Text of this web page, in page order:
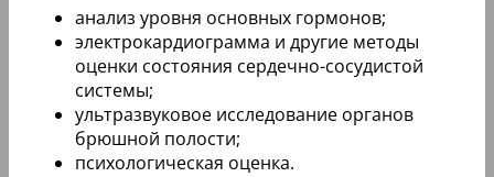
анализ уровня основных гормонов;
электрокардиограмма и другие методы
оценки состояния сердечно-сосудистой
системы;
ультразвуковое исследование органов
брюшной полости;
психологическая оценка.